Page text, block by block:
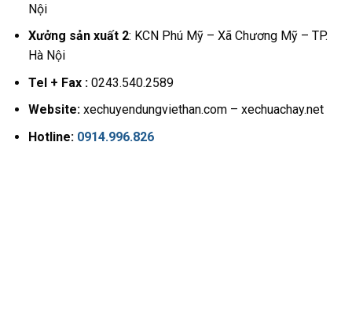
Nội
Xưởng sản xuất 2: KCN Phú Mỹ – Xã Chương Mỹ – TP.
Hà Nội
Tel + Fax :0243.540.2589
Website:xechuyendungviethan.com – xechuachay.net
Hotline: 0914.996.826